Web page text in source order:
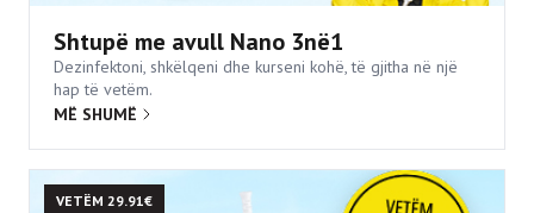
Shtupë me avull Nano 3në1
Dezinfektoni, shkëlqeni dhe kurseni kohë, të gjitha në një
hap të vetëm.
MË SHUMË
VETËM 29.91€